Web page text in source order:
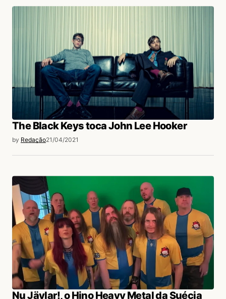
The Black Keys toca John Lee Hooker
by Redação21/04/2021
Nu Jävlar!, o Hino Heavy Metal da Suécia